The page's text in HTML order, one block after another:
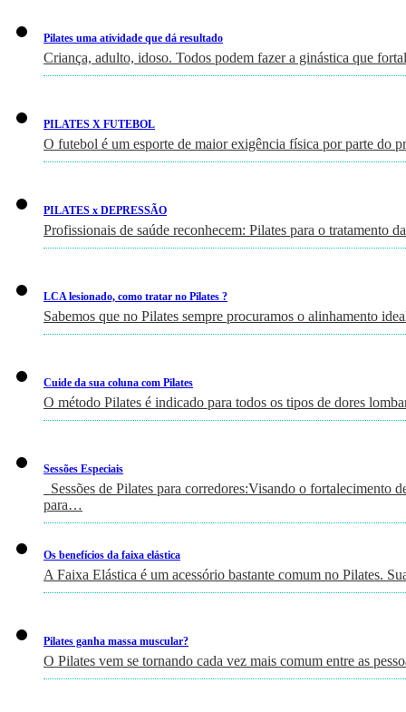
Pilates uma atividade que dá resultado
Criança, adulto, idoso. Todos podem fazer a ginástica que
PILATES X FUTEBOL
O futebol é um esporte de maior exigência física por parte do
PILATES x DEPRESSÃO
Profissionais de saúde reconhecem: Pilates para o tratamento
LCA lesionado, como tratar no Pilates ?
Sabemos que no Pilates sempre procuramos o alinhamento
Cuide da sua coluna com Pilates
O método Pilates é indicado para todos os tipos de dores
Sessões Especiais
Sessões de Pilates para corredores:Visando o fortalecimento
para…
Os benefícios da faixa elástica
A Faixa Elástica é um acessório bastante comum no Pilates.
Pilates ganha massa muscular?
O Pilates vem se tornando cada vez mais comum entre as